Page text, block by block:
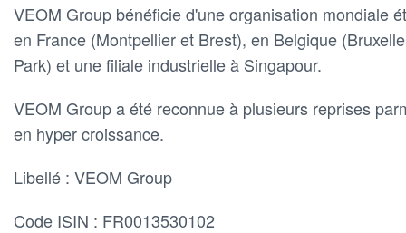
VEOM Group bénéficie d'une organisation mondiale
en France (Montpellier et Brest), en Belgique
Park) et une filiale industrielle à Singapour.
VEOM Group a été reconnue à plusieurs reprises
en hyper croissance.
Libellé : VEOM Group
Code ISIN : FR0013530102